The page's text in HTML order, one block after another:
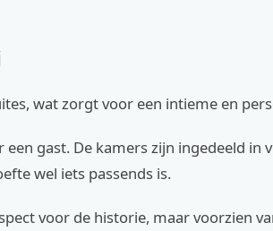
wat zorgt voor een intieme en
gast. De kamers zijn ingedeeld in
wel iets passends is.
voor de historie, maar voorzien